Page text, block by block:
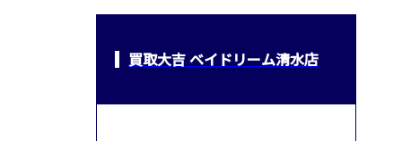
買取大吉 ベイドリーム清水店